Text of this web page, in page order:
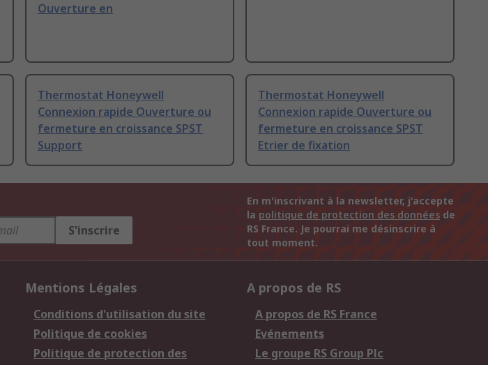
Ouverture en
Thermostat Honeywell
Connexion rapide Ouverture ou
fermeture en croissance SPST
Support
Thermostat Honeywell
Connexion rapide Ouverture ou
fermeture en croissance SPST
Etrier de fixation
S'inscrire
En m'inscrivant à la newsletter, j'accepte
la politique de protection des données de
RS France. Je pourrai me désinscrire à
tout moment.
Mentions Légales
Conditions d'utilisation du site
Politique de cookies
Politique de protection des
A propos de RS
A propos de RS France
Evénements
Le groupe RS Group Plc